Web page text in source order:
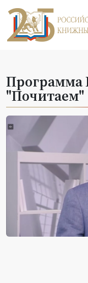
Программа
"Почитаем"